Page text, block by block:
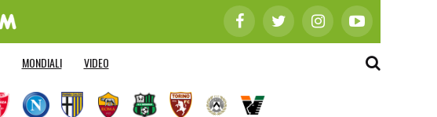
MONDIALI VIDEO